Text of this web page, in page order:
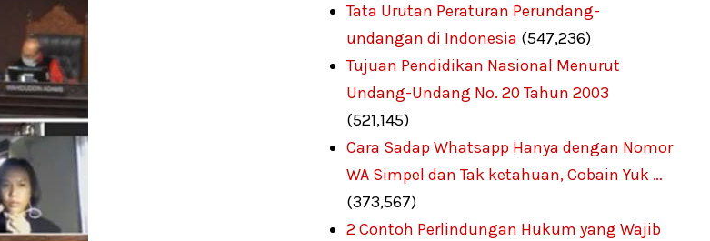
Tata Urutan Peraturan Perundang-
undangan di Indonesia (547,236)
Tujuan Pendidikan Nasional Menurut
Undang-Undang No. 20 Tahun 2003
(521,145)
Cara Sadap Whatsapp Hanya dengan Nomor
WA Simpel dan Tak ketahuan, Cobain Yuk …
(373,567)
2 Contoh Perlindungan Hukum yang Wajib